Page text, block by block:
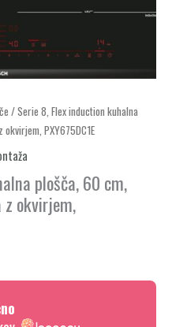
/ Serie 8, Flex induction kuhalna
PXY675DC1E
plošča, 60 cm,
z okvirjem,